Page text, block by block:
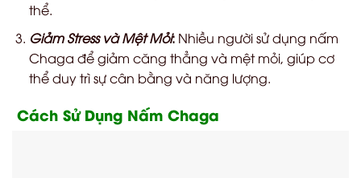
thể.
Giảm Stress và Mệt Mỏi:Nhiều người sử dụng nấm
Chaga để giảm căng thẳng và mệt mỏi, giúp cơ
thể duy trì sự cân bằng và năng lượng.
Cách Sử Dụng Nấm Chaga